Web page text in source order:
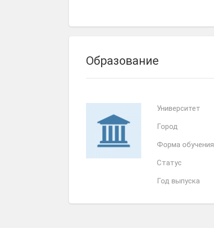
Образование
Университет
Город
Форма обучения
Статус
Год выпуска